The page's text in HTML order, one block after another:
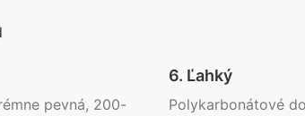
pevná, 200-
6. Ľahký
Polykarbonátové